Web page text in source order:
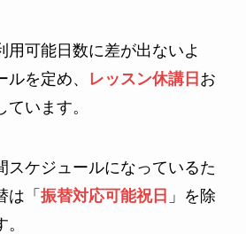
用可能日数に差が出ないよ
を定め、
レッスン休講日 お
ています。
スケジュールになっているた
は「 振替対応可能祝日 」を除